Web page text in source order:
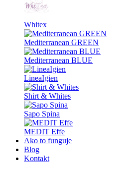
Whitex
Mediterranean GREEN
Mediterranean BLUE
LineaIgien
Shirt & Whites
Sapo Spina
MEDIT Effe
Ako to funguje
Blog
Kontakt